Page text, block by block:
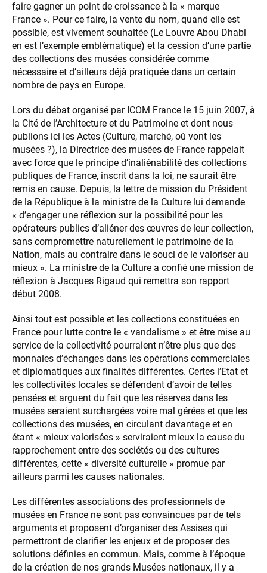
faire gagner un point de croissance à la « marque
France ». Pour ce faire, la vente du nom, quand elle est
possible, est vivement souhaitée (Le Louvre Abou Dhabi
en est l’exemple emblématique) et la cession d’une partie
des collections des musées considérée comme
nécessaire et d’ailleurs déjà pratiquée dans un certain
nombre de pays en Europe.
Lors du débat organisé par ICOM France le 15 juin 2007, à
la Cité de l’Architecture et du Patrimoine et dont nous
publions ici les Actes (Culture, marché, où vont les
musées ?), la Directrice des musées de France rappelait
avec force que le principe d’inaliénabilité des collections
publiques de France, inscrit dans la loi, ne saurait être
remis en cause. Depuis, la lettre de mission du Président
de la République à la ministre de la Culture lui demande
« d’engager une réflexion sur la possibilité pour les
opérateurs publics d’aliéner des œuvres de leur collection,
sans compromettre naturellement le patrimoine de la
Nation, mais au contraire dans le souci de le valoriser au
mieux ». La ministre de la Culture a confié une mission de
réflexion à Jacques Rigaud qui remettra son rapport
début 2008.
Ainsi tout est possible et les collections constituées en
France pour lutte contre le « vandalisme » et être mise au
service de la collectivité pourraient n’être plus que des
monnaies d’échanges dans les opérations commerciales
et diplomatiques aux finalités différentes. Certes l’Etat et
les collectivités locales se défendent d’avoir de telles
pensées et arguent du fait que les réserves dans les
musées seraient surchargées voire mal gérées et que les
collections des musées, en circulant davantage et en
étant « mieux valorisées » serviraient mieux la cause du
rapprochement entre des sociétés ou des cultures
différentes, cette « diversité culturelle » promue par
ailleurs parmi les causes nationales.
Les différentes associations des professionnels de
musées en France ne sont pas convaincues par de tels
arguments et proposent d’organiser des Assises qui
permettront de clarifier les enjeux et de proposer des
solutions définies en commun. Mais, comme à l’époque
de la création de nos grands Musées nationaux, il y a